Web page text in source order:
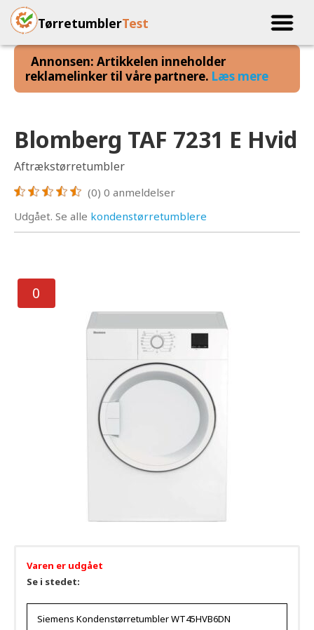
TørretumblerTest
Annonsen: Artikkelen inneholder
reklamelinker til våre partnere. Læs mere
Blomberg TAF 7231 E Hvid
Aftrækstørretumbler
(0) 0 anmeldelser
Udgået. Se alle kondenstørretumblere
0
Varen er udgået
Se i stedet:
Siemens Kondenstørretumbler WT45HVB6DN